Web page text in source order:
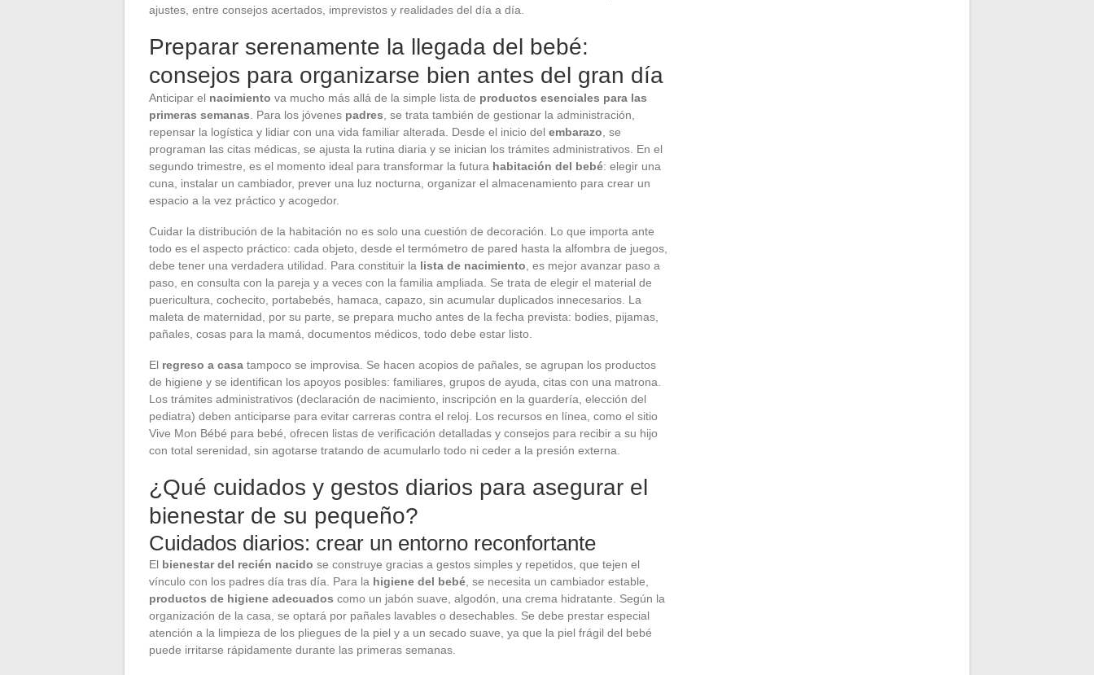
ajustes, entre consejos acertados, imprevistos y realidades del día a día.
Preparar serenamente la llegada del bebé:
consejos para organizarse bien antes del gran día
Anticipar el nacimiento va mucho más allá de la simple lista de productos esenciales para las
primeras semanas . Para los jóvenes padres , se trata también de gestionar la administración,
repensar la logística y lidiar con una vida familiar alterada. Desde el inicio del embarazo , se
programan las citas médicas, se ajusta la rutina diaria y se inician los trámites administrativos. En el
segundo trimestre, es el momento ideal para transformar la futura habitación del bebé: elegir una
cuna, instalar un cambiador, prever una luz nocturna, organizar el almacenamiento para crear un
espacio a la vez práctico y acogedor.
Cuidar la distribución de la habitación no es solo una cuestión de decoración. Lo que importa ante
todo es el aspecto práctico: cada objeto, desde el termómetro de pared hasta la alfombra de juegos,
debe tener una verdadera utilidad. Para constituir la lista de nacimiento , es mejor avanzar paso a
paso, en consulta con la pareja y a veces con la familia ampliada. Se trata de elegir el material de
puericultura, cochecito, portabebés, hamaca, capazo, sin acumular duplicados innecesarios. La
maleta de maternidad, por su parte, se prepara mucho antes de la fecha prevista: bodies, pijamas,
pañales, cosas para la mamá, documentos médicos, todo debe estar listo.
El regreso a casa tampoco se improvisa. Se hacen acopios de pañales, se agrupan los productos
de higiene y se identifican los apoyos posibles: familiares, grupos de ayuda, citas con una matrona.
Los trámites administrativos (declaración de nacimiento, inscripción en la guardería, elección del
pediatra) deben anticiparse para evitar carreras contra el reloj. Los recursos en línea, como el sitio
Vive Mon Bébé para bebé, ofrecen listas de verificación detalladas y consejos para recibir a su hijo
con total serenidad, sin agotarse tratando de acumularlo todo ni ceder a la presión externa.
¿Qué cuidados y gestos diarios para asegurar el
bienestar de su pequeño?
Cuidados diarios: crear un entorno reconfortante
El bienestar del recién nacido se construye gracias a gestos simples y repetidos, que tejen el
vínculo con los padres día tras día. Para la higiene del bebé , se necesita un cambiador estable,
productos de higiene adecuados como un jabón suave, algodón, una crema hidratante. Según la
organización de la casa, se optará por pañales lavables o desechables. Se debe prestar especial
atención a la limpieza de los pliegues de la piel y a un secado suave, ya que la piel frágil del bebé
puede irritarse rápidamente durante las primeras semanas.